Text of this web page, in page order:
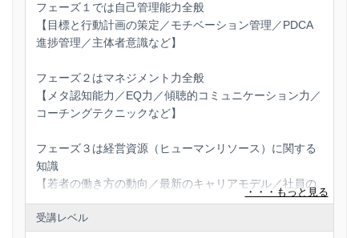
フェーズ１では自己管理能力全般
【目標と行動計画の策定／モチベーション管理／PDCA
進捗管理／主体者意識など】
フェーズ２はマネジメント力全般
【メタ認知能力／EQ力／傾聴的コミュニケーション力／
コーチングテクニックなど】
フェーズ３は経営資源（ヒューマンリソース）に関する
知識
【若者の働き方の動向／最新のキャリアモデル／社員の
メンタル・マインドを見える化して経営指標とする方法
など】
受講レベル